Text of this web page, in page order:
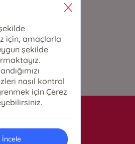
için, amaçlarla
şekilde
nasıl kontrol
için Çerez